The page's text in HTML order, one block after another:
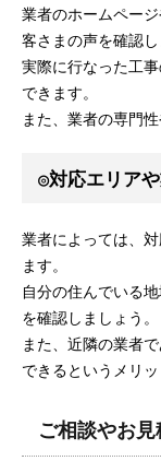
業者のホームペー
客さまの声を確認し
実際に行なった工
できます。
また、業者の専門
◎対応エリア
業者によっては、
ます。
自分の住んでいる
を確認しましょう。
また、近隣の業者
できるというメリッ
ご相談やお見